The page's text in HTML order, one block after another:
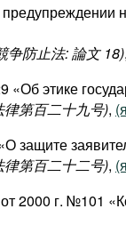
争防止法: 論文 18),
«Об этике
第百二十九号),
защите
第百二十二号),
2000 г. №101